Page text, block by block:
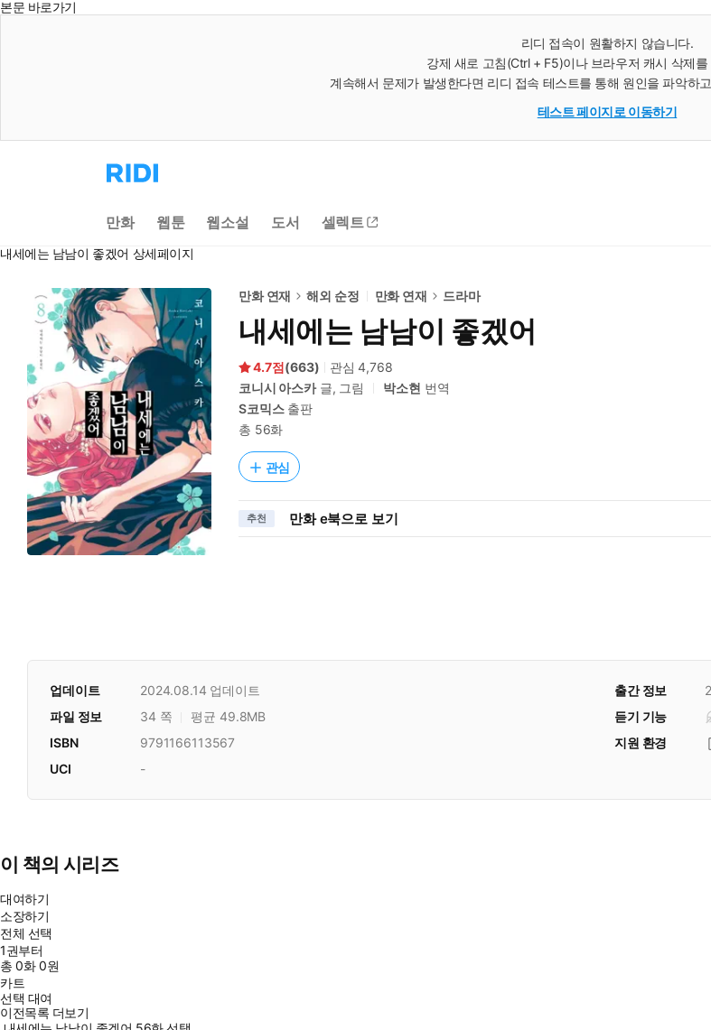
본문 바로가기
리디 접속이 원활하지 않습니다.
강제 새로 고침(Ctrl + F5)이나 브라우저 캐시 삭제
계속해서 문제가 발생한다면 리디 접속 테스트를 통해 원인을 파악하
테스트 페이지로 이동하기
리
디
으
로
동
만화 웹툰 웹소설 도서 셀렉트
내세에는 남남이 좋겠어 상세페이지
만화 연재 해외 순정 만화 연재 드라마
내세에는 남남이 좋겠어
4.7 (663) 관심4,768
코니시 아스카글, 그림 박소현 번역
S코믹스출판
총 56화
관심
추천 만화 e북으로 보기
업데이트 2024.08.14 업데이트 출간 정보
듣기 기능
파일 정보 34 쪽
평균 49.8MB
지원 환경
ISBN
9791166113567
UCI
-
이 책의 시리즈
대여하기
소장하기
전체 선택
1권부터
총0화0원
카트
선택 대여
이전목록 더보기